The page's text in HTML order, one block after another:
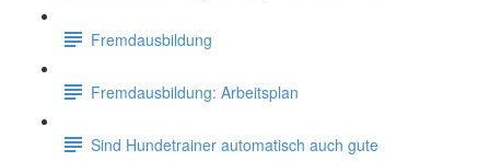
Fremdausbildung
Fremdausbildung: Arbeitsplan
Sind Hundetrainer automatisch auch gute